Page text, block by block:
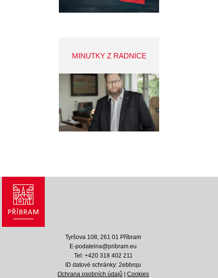
MINUTKY Z RADNICE
Tyršova 108, 261 01 Příbram
E-podatelna@pribram.eu
Tel: +420 318 402 211
ID datové schránky: 2ebbrqu
Ochrana osobních údajů |Cookies